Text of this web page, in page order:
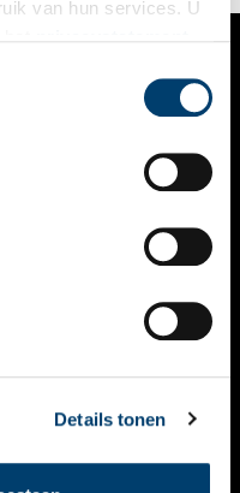
van hun services. U
Details tonen